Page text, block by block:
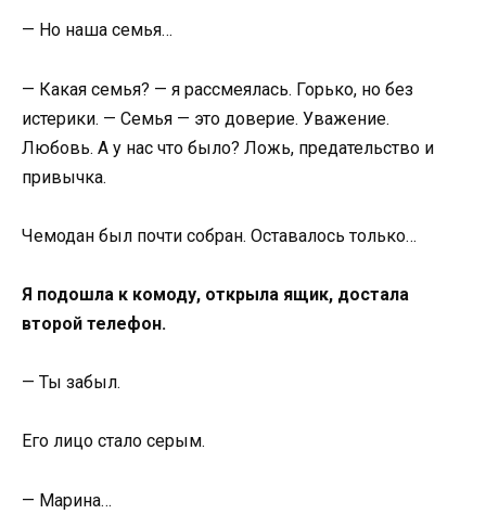
— Но наша семья…
— Какая семья? — я рассмеялась. Горько, но без
истерики. — Семья — это доверие. Уважение.
Любовь. А у нас что было? Ложь, предательство и
привычка.
Чемодан был почти собран. Оставалось только…
Я подошла к комоду, открыла ящик, достала
второй телефон.
— Ты забыл.
Его лицо стало серым.
— Марина…